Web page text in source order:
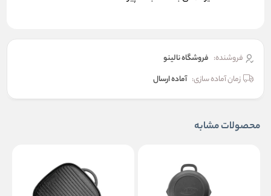
فروشنده: فروشگاه نالینو
زمان آماده سازی: آماده ارسال
محصولات مشابه